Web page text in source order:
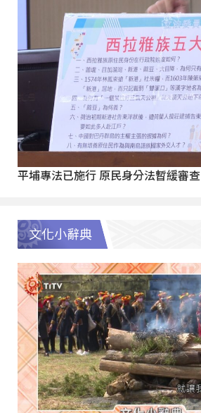
平埔專法已施行 原民身分法暫緩審查
文化小辭典